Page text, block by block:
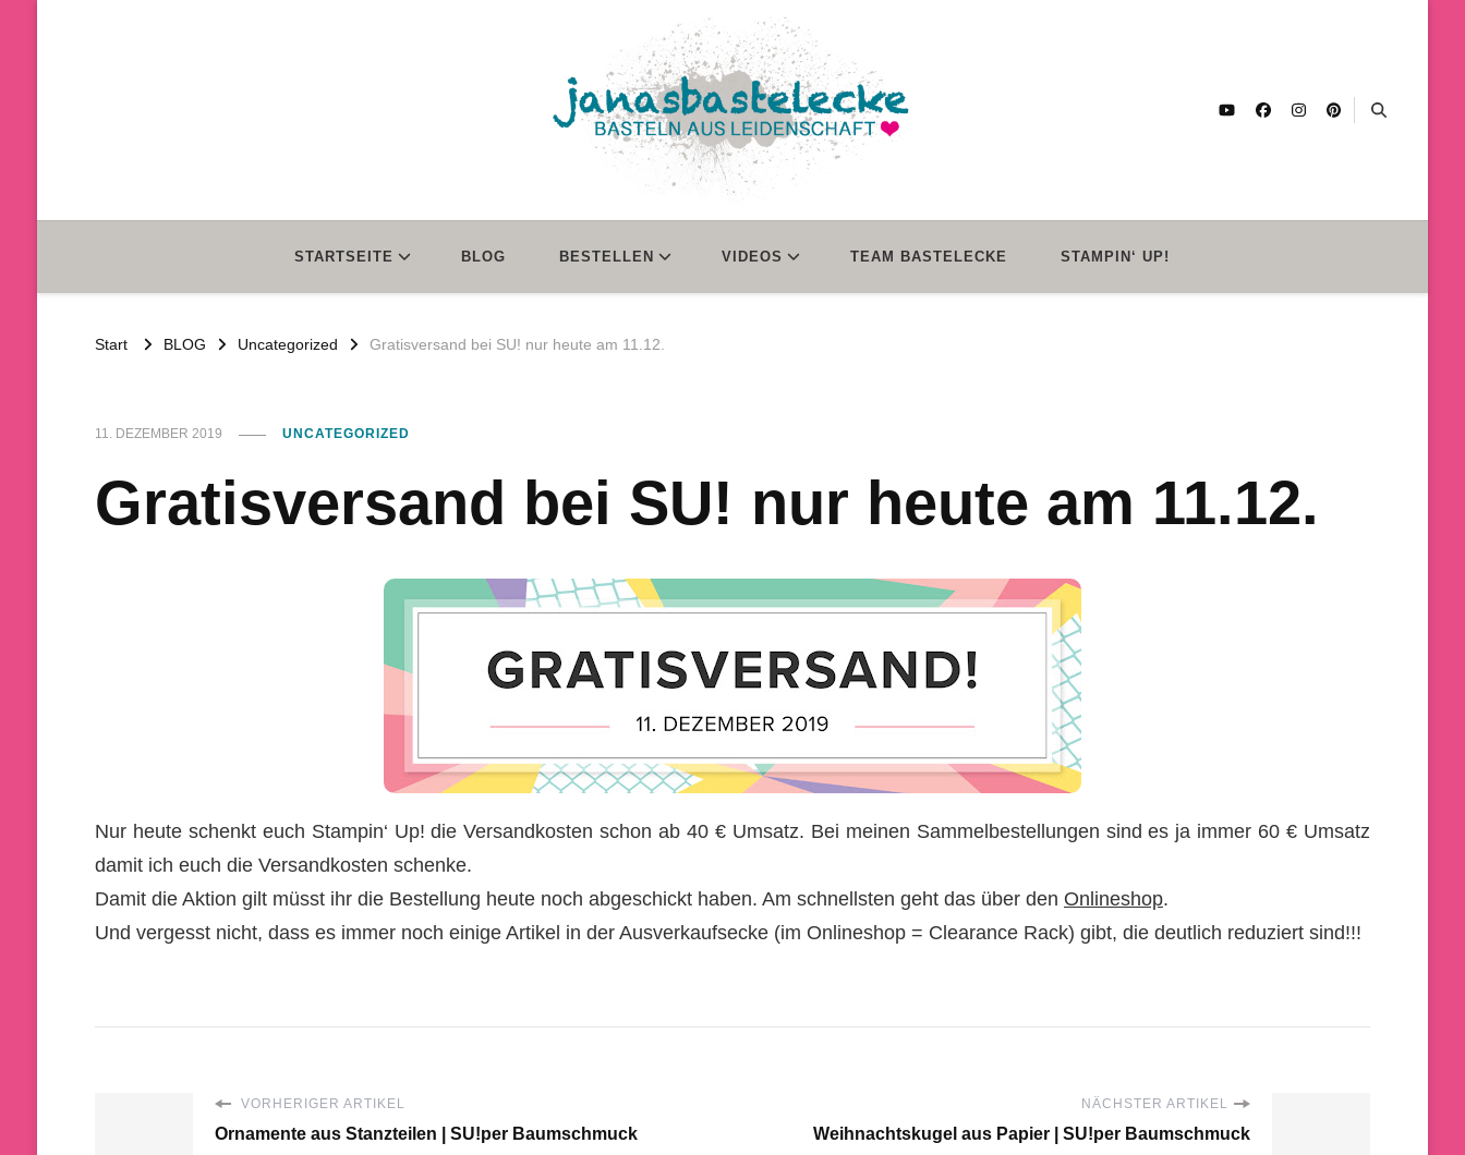
Basteln aus Leidenschaft
STARTSEITE BLOG BESTELLEN VIDEOS TEAM BASTELECKE STAMPIN‘ UP!
Start BLOG Uncategorized Gratisversand bei SU! nur heute am 11.12.
11. DEZEMBER 2019 UNCATEGORIZED
Gratisversand bei SU! nur heute am 11.12.
Nur heute schenkt euch Stampin‘ Up! die Versandkosten schon ab 40 € Umsatz. Bei meinen Sammelbestellungen sind es ja immer 60 € Umsatz
damit ich euch die Versandkosten schenke.
Damit die Aktion gilt müsst ihr die Bestellung heute noch abgeschickt haben. Am schnellsten geht das über den Onlineshop.
Und vergesst nicht, dass es immer noch einige Artikel in der Ausverkaufsecke (im Onlineshop = Clearance Rack) gibt, die deutlich reduziert sind!!!
VORHERIGER ARTIKEL
Ornamente aus Stanzteilen | SU!per Baumschmuck
NÄCHSTER ARTIKEL
Weihnachtskugel aus Papier | SU!per Baumschmuck